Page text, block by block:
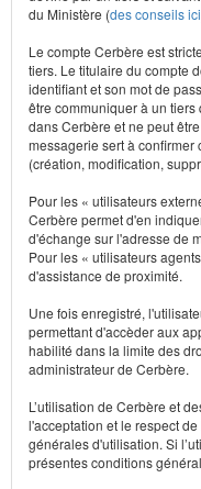
du Ministère (des conseils ici
Le compte Cerbère est
tiers. Le titulaire du compte
identifiant et son mot de
être communiquer à un tiers
dans Cerbère et ne peut
messagerie sert à confirmer
(création, modification,
Pour les « utilisateurs
Cerbère permet d'en
d'échange sur l'adresse de
Pour les « utilisateurs
d'assistance de proximité.
Une fois enregistré,
permettant d'accèder aux
habilité dans la limite des
administrateur de Cerbère.
L’utilisation de Cerbère et
l'acceptation et le respect
générales d'utilisation. Si
présentes conditions